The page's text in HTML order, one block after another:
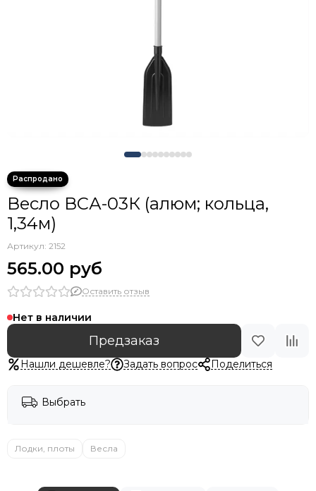
Весло ВСА-03К (алюм; кольца,
1,34м)
Артикул: 2152
565.00 руб
Оставить отзыв
Нет в наличии
Предзаказ
Нашли дешевле? Задать вопрос Поделиться
Выбрать
Лодки, плоты Весла